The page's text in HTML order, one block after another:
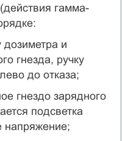
гамма-
дозиметра и
гнезда, ручку
до отказа;
гнездо зарядного
подсветка
напряжение;